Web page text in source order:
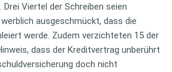
Viertel der Schreiben seien
ausgeschmückt, dass die
werde. Zudem verzichteten 15 der
dass der Kreditvertrag unberührt
doch nicht